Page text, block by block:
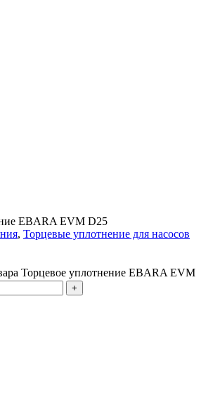
EBARA EVM D25
, Торцевые уплотнение для насосов
Торцевое уплотнение EBARA EVM